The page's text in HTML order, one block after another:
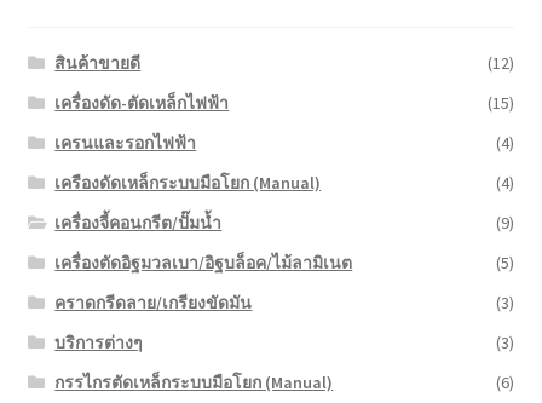
สินค้าขายดี
(12)
เครื่องดัด-ตัดเหล็กไฟฟ้า
(15)
เครนและรอกไฟฟ้า
(4)
เครืองดัดเหล็กระบบมือโยก (Manual)
(4)
เครื่องจี้คอนกรีต/ปั๊มน้ำ
(9)
เครื่องตัดอิฐมวลเบา/อิฐบล็อค/ไม้ลามิเนต
(5)
คราดกรีดลาย/เกรียงขัดมัน
(3)
บริการต่างๆ
(3)
กรรไกรตัดเหล็กระบบมือโยก (Manual)
(6)